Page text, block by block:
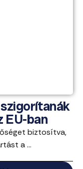
EU-ban
biztosítva,
a ...